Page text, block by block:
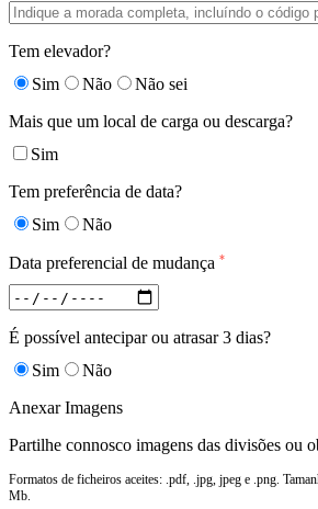
Tem elevador?
Sim
Não
Não sei
Mais que um local de carga ou descarga?
Sim
Tem preferência de data?
Sim
Não
Data preferencial de mudança *
É possível antecipar ou atrasar 3 dias?
Sim
Não
Anexar Imagens
Partilhe connosco imagens das divisões ou
Formatos de ficheiros aceites: .pdf, .jpg, jpeg e .png.
Mb.